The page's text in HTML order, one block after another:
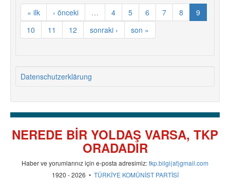
« ilk ‹ önceki … 4 5 6 7 8
9
10
11 12 sonraki › son »
Datenschutzerklärung
NEREDE BİR YOLDAŞ VARSA, TKP
ORADADIR
Haber ve yorumlarınız için e-posta adresimiz:tkp.bilgi(at)gmail.com
1920 - 2026 • TÜRKİYE KOMÜNİST PARTİSİ